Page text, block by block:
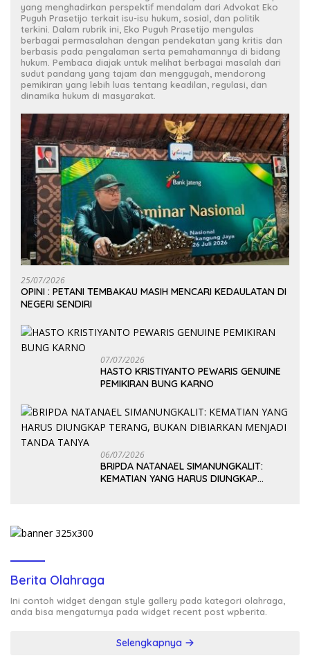
yang menghadirkan perspektif mendalam dari Advokat Eko
Puguh Prasetijo terkait isu-isu hukum, sosial, dan politik
terkini. Dalam rubrik ini, Eko Puguh Prasetijo mengulas
berbagai permasalahan dengan pendekatan yang kritis dan
berbasis pada pengalaman serta pemahamannya di bidang
hukum. Pembaca diajak untuk melihat berbagai masalah dari
sudut pandang yang tajam dan menggugah, mendorong
pemikiran yang lebih luas tentang keadilan, regulasi, dan
dinamika hukum di masyarakat.
25/07/2026
OPINI : PETANI TEMBAKAU MASIH MENCARI KEDAULATAN DI
NEGERI SENDIRI
07/07/2026
HASTO KRISTIYANTO PEWARIS GENUINE
PEMIKIRAN BUNG KARNO
06/07/2026
BRIPDA NATANAEL SIMANUNGKALIT:
KEMATIAN YANG HARUS DIUNGKAP
Berita Olahraga
Ini contoh widget dengan style gallery pada kategori olahraga,
anda bisa mengaturnya pada widget recent post wpberita.
Selengkapnya